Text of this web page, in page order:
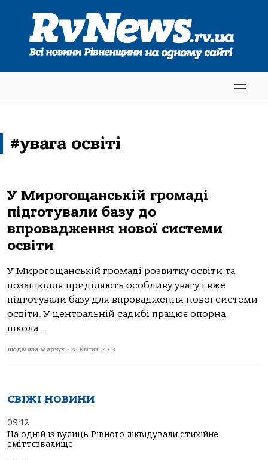
#увага освіті
У Мирогощанській громаді
підготували базу до
впровадження нової системи
освіти
У Мирогощанській громаді розвитку освіти та
позашкілля приділяють особливу увагу і вже
підготували базу для впровадження нової системи
освіти. У центральній садибі працює опорна
школа...
Людмила Марчук - 28 Квітня, 2018
СВІЖІ НОВИНИ
09:12
На одній із вулиць Рівного ліквідували стихійне
сміттєзвалище